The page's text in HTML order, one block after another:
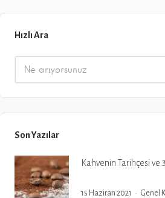
Hızlı Ara
Son Yazılar
Kahvenin Tarihçesi ve
15 Haziran 2021 Genel